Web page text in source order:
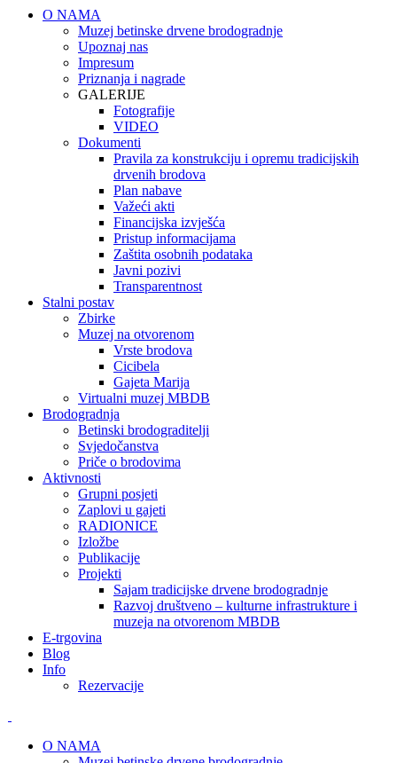
O NAMA
Muzej betinske drvene brodogradnje
Upoznaj nas
Impresum
Priznanja i nagrade
GALERIJE
Fotografije
VIDEO
Dokumenti
Pravila za konstrukciju i opremu tradicijskih
drvenih brodova
Plan nabave
Važeći akti
Financijska izvješća
Pristup informacijama
Zaštita osobnih podataka
Javni pozivi
Transparentnost
Stalni postav
Zbirke
Muzej na otvorenom
Vrste brodova
Cicibela
Gajeta Marija
Virtualni muzej MBDB
Brodogradnja
Betinski brodograditelji
Svjedočanstva
Priče o brodovima
Aktivnosti
Grupni posjeti
Zaplovi u gajeti
RADIONICE
Izložbe
Publikacije
Projekti
Sajam tradicijske drvene brodogradnje
Razvoj društveno – kulturne infrastrukture i
muzeja na otvorenom MBDB
E-trgovina
Blog
Info
Rezervacije
O NAMA